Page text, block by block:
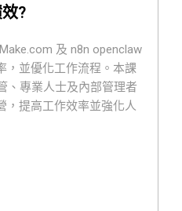
?
及 n8n openclaw
，並優化工作流程。本課
、專業人士及內部管理者
，提高工作效率並強化人